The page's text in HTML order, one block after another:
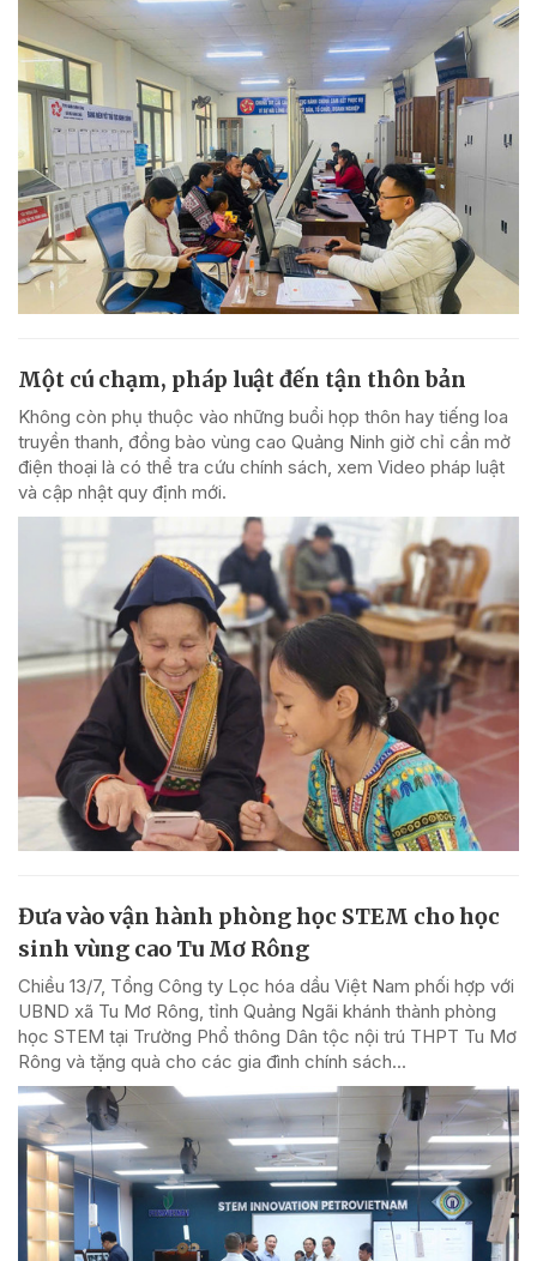
Một cú chạm, pháp luật đến tận thôn bản
Không còn phụ thuộc vào những buổi họp thôn hay tiếng loa
truyền thanh, đồng bào vùng cao Quảng Ninh giờ chỉ cần mở
điện thoại là có thể tra cứu chính sách, xem Video pháp luật
và cập nhật quy định mới.
Đưa vào vận hành phòng học STEM cho học
sinh vùng cao Tu Mơ Rông
Chiều 13/7, Tổng Công ty Lọc hóa dầu Việt Nam phối hợp với
UBND xã Tu Mơ Rông, tỉnh Quảng Ngãi khánh thành phòng
học STEM tại Trường Phổ thông Dân tộc nội trú THPT Tu Mơ
Rông và tặng quà cho các gia đình chính sách...